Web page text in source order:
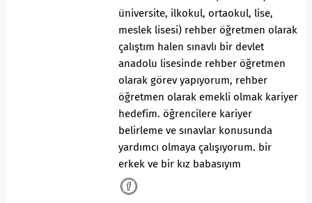
üniversite, ilkokul, ortaokul, lise,
meslek lisesi) rehber öğretmen olarak
çalıştım halen sınavlı bir devlet
anadolu lisesinde rehber öğretmen
olarak görev yapıyorum, rehber
öğretmen olarak emekli olmak kariyer
hedefim. öğrencilere kariyer
belirleme ve sınavlar konusunda
yardımcı olmaya çalışıyorum. bir
erkek ve bir kız babasıyım